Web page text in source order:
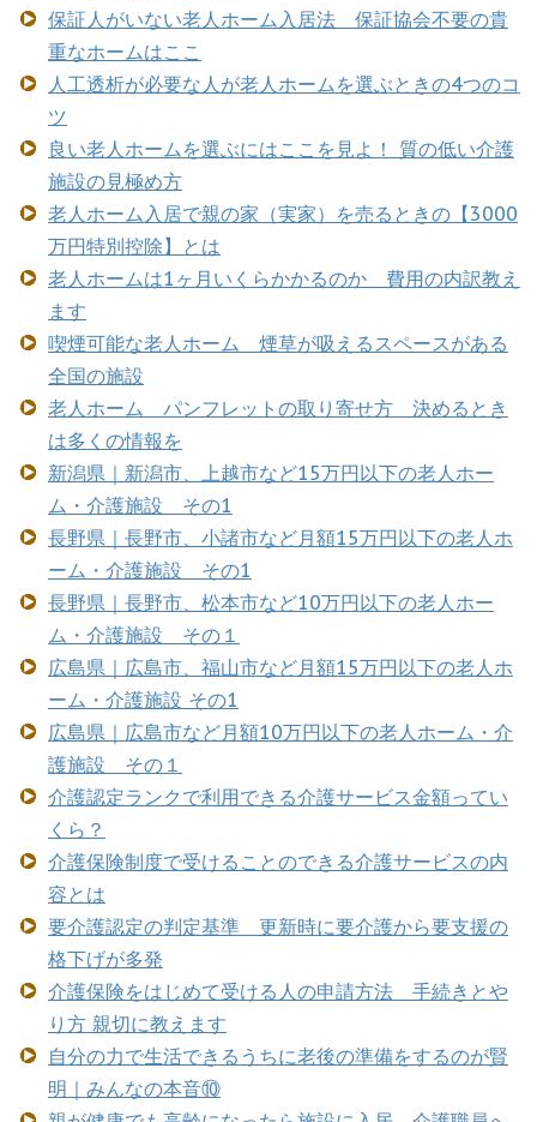
保証人がいない老人ホーム入居法 保証協会不要の貴
重なホームはここ
人工透析が必要な人が老人ホームを選ぶときの4つのコ
ツ
良い老人ホームを選ぶにはここを見よ！ 質の低い介護
施設の見極め方
老人ホーム入居で親の家（実家）を売るときの【3000
万円特別控除】とは
老人ホームは1ヶ月いくらかかるのか 費用の内訳教え
ます
喫煙可能な老人ホーム 煙草が吸えるスペースがある
全国の施設
老人ホーム パンフレットの取り寄せ方 決めるとき
は多くの情報を
新潟県｜新潟市、上越市など15万円以下の老人ホー
ム・介護施設 その1
長野県｜長野市、小諸市など月額15万円以下の老人ホ
ーム・介護施設 その1
長野県｜長野市、松本市など10万円以下の老人ホー
ム・介護施設 その１
広島県｜広島市、福山市など月額15万円以下の老人ホ
ーム・介護施設 その1
広島県｜広島市など月額10万円以下の老人ホーム・介
護施設 その１
介護認定ランクで利用できる介護サービス金額ってい
くら？
介護保険制度で受けることのできる介護サービスの内
容とは
要介護認定の判定基準 更新時に要介護から要支援の
格下げが多発
介護保険をはじめて受ける人の申請方法 手続きとや
り方 親切に教えます
自分の力で生活できるうちに老後の準備をするのが賢
明｜みんなの本音⑩